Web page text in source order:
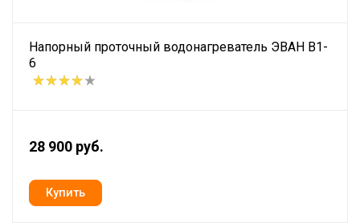
Напорный проточный водонагреватель ЭВАН В1-
6
28 900 руб.